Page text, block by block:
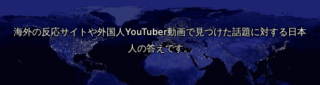
海外の反応サイトや外国人YouTuber動画で見つけた話題に対する日本
人の答えです。